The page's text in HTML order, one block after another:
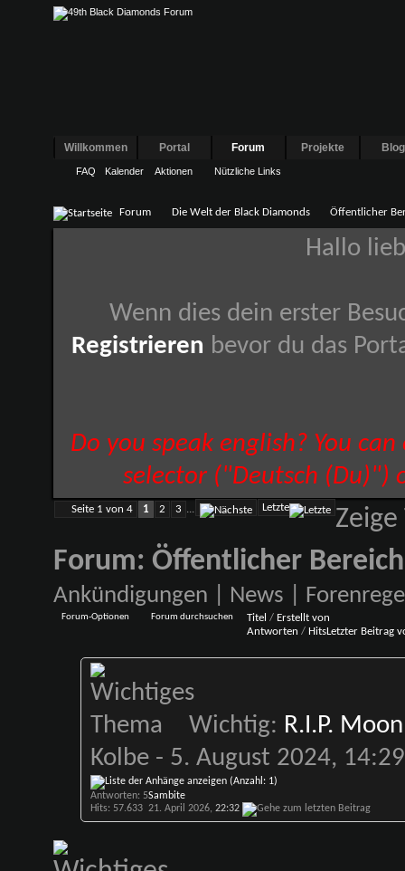
Willkommen Portal Forum
FAQ Kalender Aktionen Nützliche Links
Projekte
Forum Die Welt der Black Diamonds Öffentlicher
Hallo
Wenn dies dein erster
Registrieren bevor du das
Do you speak english? You
selector ("Deutsch (Du)")
Seite 1 von 4 1 2 3 ... Letzte
Forum: Öffentlicher Bereich
Ankündigungen | News |
Forum-Optionen Forum durchsuchen Titel / Erstellt von
Antworten / HitsLetzter Beitrag
Wichtig: R.I.P.
Kolbe- 5. August 2024,
Antworten: 5
Hits: 57.633
Sambite
21. April 2026, 22:32